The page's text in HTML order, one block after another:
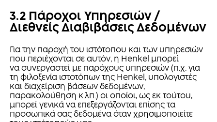
3.2 Πάροχοι Υπηρεσιών /
Διεθνείς Διαβιβάσεις Δεδομένων
Για την παροχή του ιστότοπου και των υπηρεσιών
που περιέχονται σε αυτόν, η Henkel μπορεί
να συνεργαστεί με παρόχους υπηρεσιών (π.χ. για
τη φιλοξενία ιστοτόπων της Henkel, υπολογιστές
και διαχείριση βάσεων δεδομένων,
παρακολούθηση κ.λπ.) οι οποίοι, ως εκ τούτου,
μπορεί γενικά να επεξεργάζονται επίσης τα
προσωπικά σας δεδομένα όταν χρησιμοποιείτε